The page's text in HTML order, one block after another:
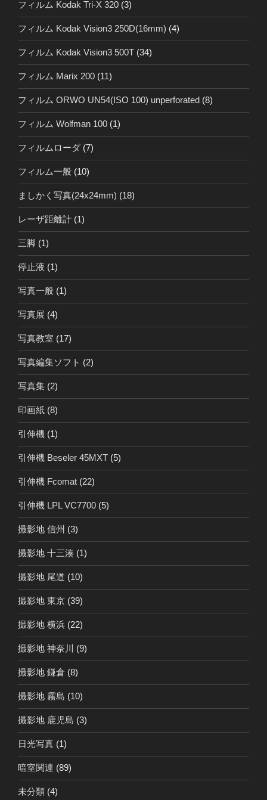
フィルム Kodak Tri-X 320 (3)
フィルム Kodak Vision3 250D(16mm) (4)
フィルム Kodak Vision3 500T (34)
フィルム Marix 200 (11)
フィルム ORWO UN54(ISO 100) unperforated (8)
フィルム Wolfman 100 (1)
フィルムローダ (7)
フィルム一般 (10)
ましかく写真(24x24mm) (18)
レーザ距離計 (1)
三脚 (1)
停止液 (1)
写真一般 (1)
写真展 (4)
写真教室 (17)
写真編集ソフト (2)
写真集 (2)
印画紙 (8)
引伸機 (1)
引伸機 Beseler 45MXT (5)
引伸機 Fcomat (22)
引伸機 LPL VC7700 (5)
撮影地 信州 (3)
撮影地 十三湊 (1)
撮影地 尾道 (10)
撮影地 東京 (39)
撮影地 横浜 (22)
撮影地 神奈川 (9)
撮影地 鎌倉 (8)
撮影地 霧島 (10)
撮影地 鹿児島 (3)
日光写真 (1)
暗室関連 (89)
未分類 (4)